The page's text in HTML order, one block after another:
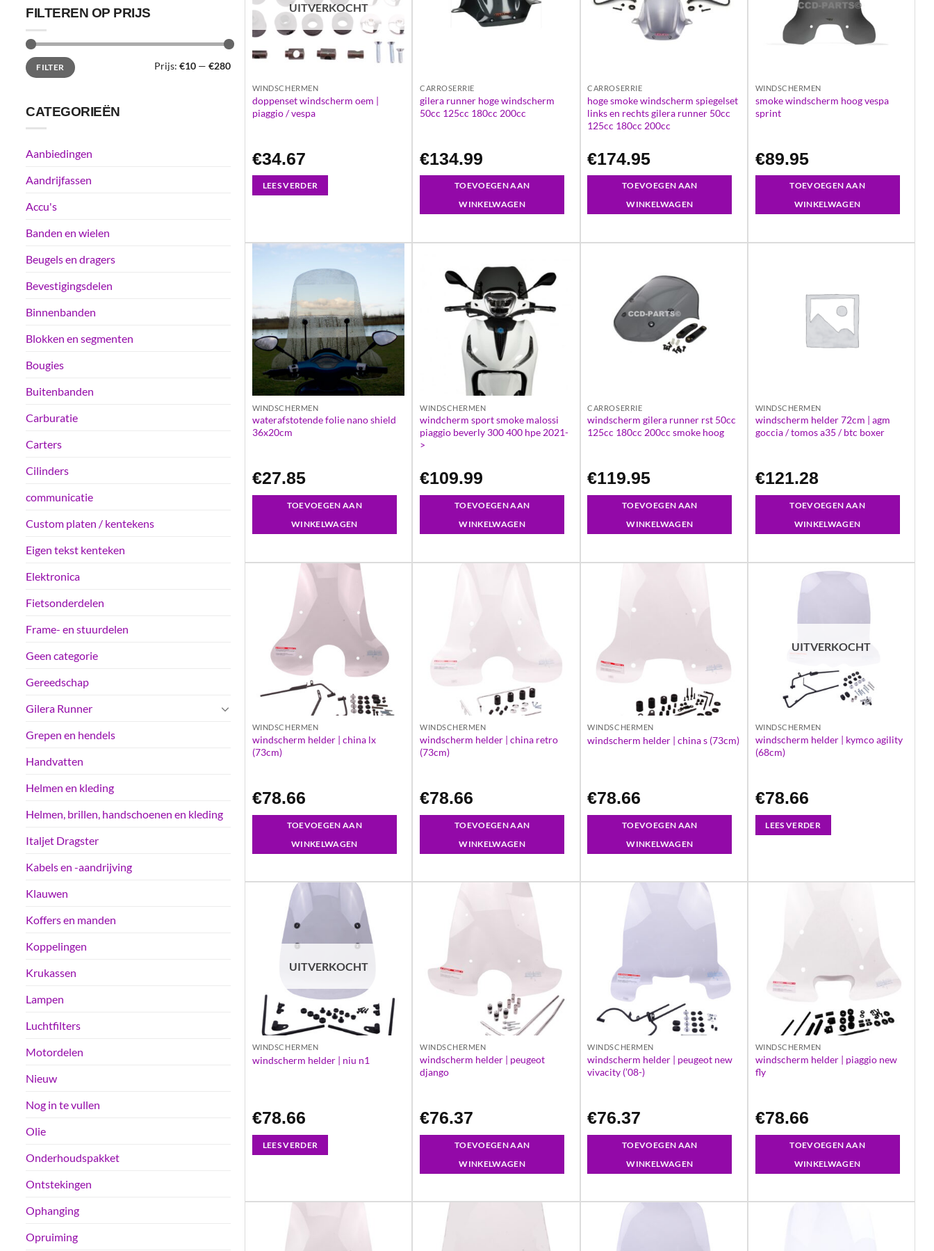
FILTEREN OP PRIJS
Min.
prijs
Max.
prijsFILTER Prijs: €10 — €280
CATEGORIEËN
Aanbiedingen
Aandrijfassen
Accu's
Banden en wielen
Beugels en dragers
Bevestigingsdelen
Binnenbanden
Blokken en segmenten
Bougies
Buitenbanden
Carburatie
Carters
Cilinders
communicatie
Custom platen / kentekens
Eigen tekst kenteken
Elektronica
Fietsonderdelen
Frame- en stuurdelen
Geen categorie
Gereedschap
Gilera Runner
Grepen en hendels
Handvatten
Helmen en kleding
Helmen, brillen, handschoenen en kleding
Italjet Dragster
Kabels en -aandrijving
Klauwen
Koffers en manden
Koppelingen
Krukassen
Lampen
Luchtfilters
Motordelen
Nieuw
Nog in te vullen
Olie
Onderhoudspakket
Ontstekingen
Ophanging
Opruiming
UITVERKOCHT
WINDSCHERMEN
doppenset windscherm oem |
piaggio / vespa
€34.67
LEES VERDER
CARROSERRIE
gilera runner hoge windscherm
50cc 125cc 180cc 200cc
€134.99
TOEVOEGEN AAN
WINKELWAGEN
CARROSERRIE
hoge smoke windscherm spiegelset
links en rechts gilera runner 50cc
125cc 180cc 200cc
€174.95
TOEVOEGEN AAN
WINKELWAGEN
WINDSCHERMEN
smoke windscherm hoog vespa
sprint
€89.95
TOEVOEGEN AAN
WINKELWAGEN
WINDSCHERMEN
waterafstotende folie nano shield
36x20cm
€27.85
TOEVOEGEN AAN
WINKELWAGEN
WINDSCHERMEN
windcherm sport smoke malossi
piaggio beverly 300 400 hpe 2021-
>
€109.99
TOEVOEGEN AAN
WINKELWAGEN
CARROSERRIE
windscherm gilera runner rst 50cc
125cc 180cc 200cc smoke hoog
€119.95
TOEVOEGEN AAN
WINKELWAGEN
WINDSCHERMEN
windscherm helder 72cm | agm
goccia / tomos a35 / btc boxer
€121.28
TOEVOEGEN AAN
WINKELWAGEN
WINDSCHERMEN
windscherm helder | china lx
(73cm)
€78.66
TOEVOEGEN AAN
WINKELWAGEN
WINDSCHERMEN
windscherm helder | china retro
(73cm)
€78.66
TOEVOEGEN AAN
WINKELWAGEN
WINDSCHERMEN
windscherm helder | china s (73cm)
€78.66
TOEVOEGEN AAN
WINKELWAGEN
UITVERKOCHT
WINDSCHERMEN
windscherm helder | kymco agility
(68cm)
€78.66
LEES VERDER
UITVERKOCHT
WINDSCHERMEN
windscherm helder | niu n1
€78.66
LEES VERDER
WINDSCHERMEN
windscherm helder | peugeot
django
€76.37
TOEVOEGEN AAN
WINKELWAGEN
WINDSCHERMEN
windscherm helder | peugeot new
vivacity (’08-)
€76.37
TOEVOEGEN AAN
WINKELWAGEN
WINDSCHERMEN
windscherm helder | piaggio new
fly
€78.66
TOEVOEGEN AAN
WINKELWAGEN